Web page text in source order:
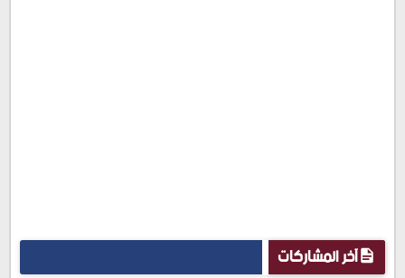
آخر المشاركات